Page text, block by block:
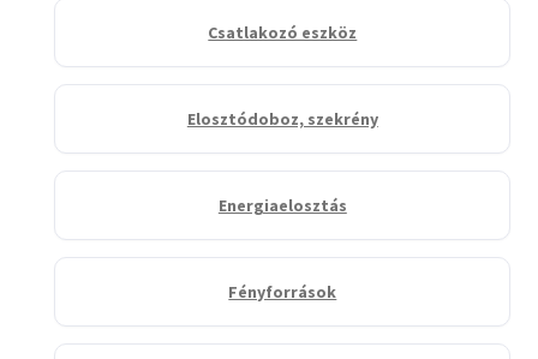
Csatlakozó eszköz
Elosztódoboz, szekrény
Energiaelosztás
Fényforrások